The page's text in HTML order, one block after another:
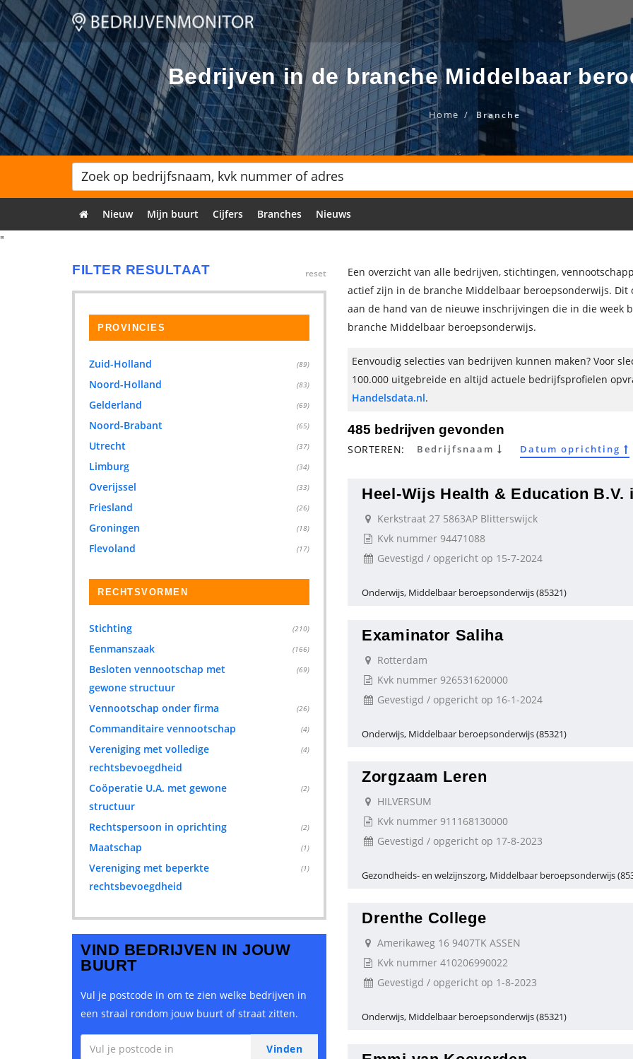
Bedrijven in de branche Middelbaar
Home Branche
Nieuw Mijn buurt Cijfers Branches
Nieuws
"
FILTER RESULTAAT reset
PROVINCIES
Zuid-Holland (89)
Noord-Holland (83)
Gelderland (69)
Noord-Brabant (65)
Utrecht (37)
Limburg (34)
Overijssel (33)
Friesland (26)
Groningen (18)
Flevoland (17)
RECHTSVORMEN
Stichting (210)
Eenmanszaak (166)
Besloten vennootschap met
gewone structuur
(69)
Vennootschap onder firma (26)
Commanditaire vennootschap (4)
Vereniging met volledige
rechtsbevoegdheid
(4)
Coöperatie U.A. met gewone
structuur
(2)
Rechtspersoon in oprichting (2)
Maatschap (1)
Vereniging met beperkte
rechtsbevoegdheid
(1)
VIND BEDRIJVEN IN JOUW
BUURT
Vul je postcode in om te zien welke bedrijven in
een straal rondom jouw buurt of straat zitten.
Een overzicht van alle bedrijven, stichtingen,
actief zijn in de branche Middelbaar beroepsonderwijs.
aan de hand van de nieuwe inschrijvingen die in die week
branche Middelbaar beroepsonderwijs.
Eenvoudig selecties van bedrijven kunnen maken? Voor
100.000 uitgebreide en altijd actuele bedrijfsprofielen
Handelsdata.nl.
485 bedrijven gevonden
SORTEREN: Bedrijfsnaam Datum oprichting
Heel-Wijs Health & Education B.V.
Kerkstraat 27 5863AP Blitterswijck
Kvk nummer 94471088
Gevestigd / opgericht op 15-7-2024
Onderwijs, Middelbaar beroepsonderwijs (85321)
Examinator Saliha
Rotterdam
Kvk nummer 926531620000
Gevestigd / opgericht op 16-1-2024
Onderwijs, Middelbaar beroepsonderwijs (85321)
Zorgzaam Leren
HILVERSUM
Kvk nummer 911168130000
Gevestigd / opgericht op 17-8-2023
Gezondheids- en welzijnszorg, Middelbaar beroepsonderwijs
Drenthe College
Amerikaweg 16 9407TK ASSEN
Kvk nummer 410206990022
Gevestigd / opgericht op 1-8-2023
Onderwijs, Middelbaar beroepsonderwijs (85321)